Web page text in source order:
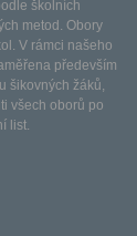
školních
metod. Obory
V rámci našeho
především
šikovných žáků,
všech oborů po
list.